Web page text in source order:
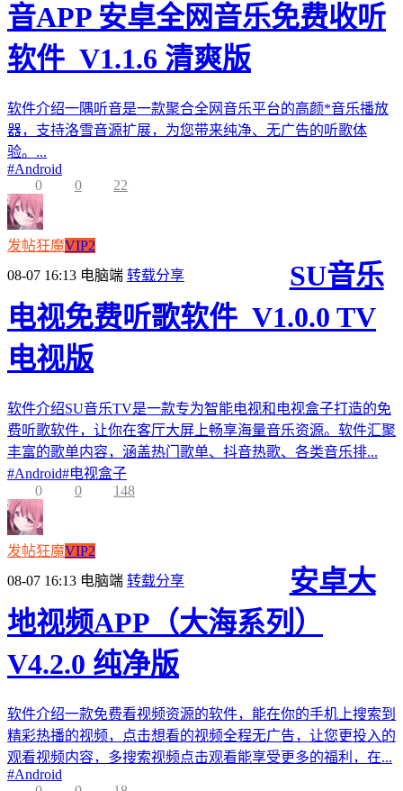
音APP 安卓全网音乐免费收听
软件_V1.1.6 清爽版
软件介绍一隅听音是一款聚合全网音乐平台的高颜*音乐播放
器，支持洛雪音源扩展，为您带来纯净、无广告的听歌体
验。...
#Android
0
0 22
发帖狂魔VIP2
08-07 16:13 电脑端 转载分享
SU音乐
电视免费听歌软件_V1.0.0 TV
电视版
软件介绍SU音乐TV是一款专为智能电视和电视盒子打造的免
费听歌软件，让你在客厅大屏上畅享海量音乐资源。软件汇聚
丰富的歌单内容，涵盖热门歌单、抖音热歌、各类音乐排...
#Android#电视盒子
0
0 148
发帖狂魔VIP2
08-07 16:13 电脑端 转载分享
安卓大
地视频APP（大海系列）
V4.2.0 纯净版
软件介绍一款免费看视频资源的软件，能在你的手机上搜索到
精彩热播的视频，点击想看的视频全程无广告，让您更投入的
观看视频内容，多搜索视频点击观看能享受更多的福利，在...
#Android